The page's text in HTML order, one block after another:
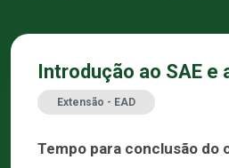
Introdução ao SAE e
Extensão - EAD
Tempo para conclusão do